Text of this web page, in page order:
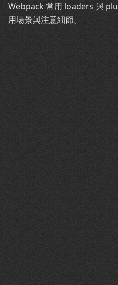
Webpack 常用 loaders 與
用場景與注意細節。